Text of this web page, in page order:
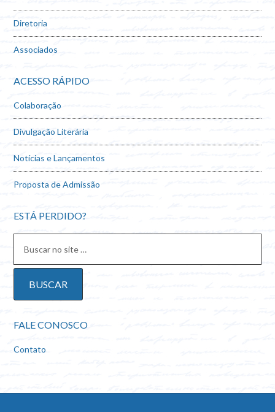
Diretoria
Associados
ACESSO RÁPIDO
Colaboração
Divulgação Literária
Notícias e Lançamentos
Proposta de Admissão
ESTÁ PERDIDO?
FALE CONOSCO
Contato